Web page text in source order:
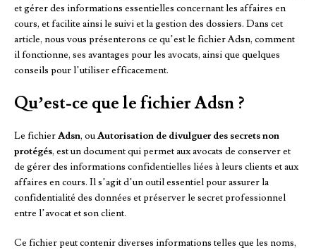
et gérer des informations essentielles concernant les affaires en
cours, et facilite ainsi le suivi et la gestion des dossiers. Dans cet
article, nous vous présenterons ce qu’est le fichier Adsn, comment
il fonctionne, ses avantages pour les avocats, ainsi que quelques
conseils pour l’utiliser efficacement.
Qu’est-ce que le fichier Adsn ?
Le fichierAdsn, ouAutorisation de divulguer des secrets non
protégés, est un document qui permet aux avocats de conserver et
de gérer des informations confidentielles liées à leurs clients et aux
affaires en cours. Il s’agit d’un outil essentiel pour assurer la
confidentialité des données et préserver le secret professionnel
entre l’avocat et son client.
Ce fichier peut contenir diverses informations telles que les noms,